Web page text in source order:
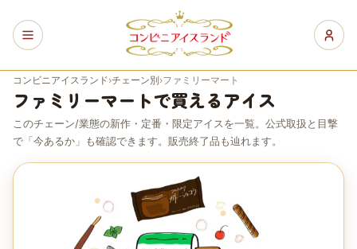
コンビニアイスランド›チェーン別›ファミリーマート
ファミリーマートで買えるアイス
このチェーン/業態の新作・定番・限定アイスを一覧。公式取扱と目撃
で「今あるか」も確認できます。販売終了品も辿れます。